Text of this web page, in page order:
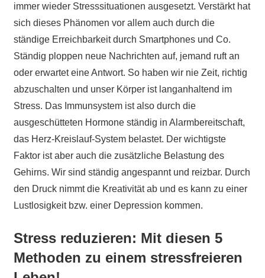
immer wieder Stresssituationen ausgesetzt. Verstärkt hat
sich dieses Phänomen vor allem auch durch die
ständige Erreichbarkeit durch Smartphones und Co.
Ständig ploppen neue Nachrichten auf, jemand ruft an
oder erwartet eine Antwort. So haben wir nie Zeit, richtig
abzuschalten und unser Körper ist langanhaltend im
Stress. Das Immunsystem ist also durch die
ausgeschütteten Hormone ständig in Alarmbereitschaft,
das Herz-Kreislauf-System belastet. Der wichtigste
Faktor ist aber auch die zusätzliche Belastung des
Gehirns. Wir sind ständig angespannt und reizbar. Durch
den Druck nimmt die Kreativität ab und es kann zu einer
Lustlosigkeit bzw. einer Depression kommen.
Stress reduzieren: Mit diesen 5
Methoden zu einem stressfreieren